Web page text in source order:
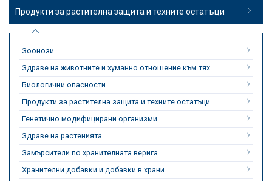
Продукти за растителна защита и техните остатъци
Зоонози
Здраве на животните и хуманно отношение към тях
Биологични опасности
Продукти за растителна защита и техните остатъци
Генетично модифицирани организми
Здраве на растенията
Замърсители по хранителната верига
Хранителни добавки и добавки в храни